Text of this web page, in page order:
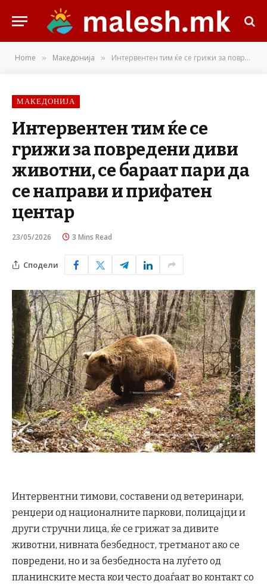
Home » Македонија » Интервентен тим ќе се грижи за повредени диви животни, се бараат пари да се направи и прифатен центар
МАКЕДОНИЈА
Интервентен тим ќе се
грижи за повредени диви
животни, се бараат пари да
се направи и прифатен
центар
23/05/2026 3 Mins Read
Сподели
Интервентни тимови, составени од ветеринари,
ренџери од националните паркови, полицајци и
други стручни лица, ќе се грижат за дивите
животни, нивната безбедност, третманот ако се
повредени, но и за безбедноста на луѓето од
планинските места кои често доаѓаат во контакт со